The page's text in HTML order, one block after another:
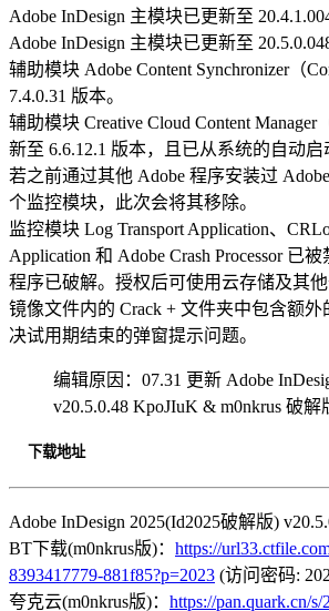
Adobe InDesign 主模块已更新至
Adobe InDesign 主模块已更新至
辅助模块 Adobe Content Synchronizer（
7.4.0.31 版本。
辅助模块 Creative Cloud Content Manager
新至 6.6.12.1 版本，且已从系统的自动启
若之前通过其他 Adobe 程序安装过 Adobe
个监控模块，此次会将其移除。
监控模块 Log Transport Application、
Application 和 Adobe Crash Processor 已被
程序已破解。授权后可使用云存储及其他
镜像文件内的 Crack + 文件夹中包含额
决试用期结束的弹窗提示问题。
编辑原因：07.31 更新 Adobe
v20.5.0.48 KpoJIuK & m0nkrus 破解
下载地址
Adobe InDesign 2025(Id2025破解版)
BT下载(m0nkrus版)： https://
8393417779-881f85?p=2023 (访问密码:
夸克云(m0nkrus版)： https://pan.quark.cn/s/